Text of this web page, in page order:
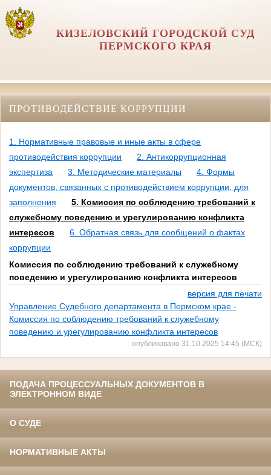
КИЗЕЛОВСКИЙ ГОРОДСКОЙ СУД
ПЕРМСКОГО КРАЯ
ПРОТИВОДЕЙСТВИЕ КОРРУПЦИИ
1. Нормативные правовые и иные акты в сфере
противодействия коррупции
2. Антикоррупционная
экспертиза
3. Методические материалы
4. Формы
документов, связанных с противодействием коррупции, для
заполнения
5. Комиссия по соблюдению требований к
служебному поведению и урегулированию конфликта
интересов
6. Обратная связь для сообщений о фактах
коррупции
Комиссия по соблюдению требований к служебному
поведению и урегулированию конфликта интересов
версия для печати
Управление Судебного департамента в Пермском крае -
Комиссия по соблюдению требований к служебному
поведению и урегулированию конфликта интересов
опубликовано 31.10.2025 14:45 (МСК)
ПОДАЧА ПРОЦЕССУАЛЬНЫХ ДОКУМЕНТОВ В
ЭЛЕКТРОННОМ ВИДЕ
О СУДЕ
НОРМАТИВНЫЕ АКТЫ